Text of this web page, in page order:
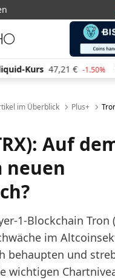
Solana-Kurs 64,69 €
im Überblick Plus+
Auf
neuen
1-Blockchain Tron
im
behaupten und
wichtigen